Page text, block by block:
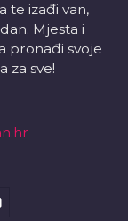
te izađi van,
Mjesta i
pronađi svoje
za sve!